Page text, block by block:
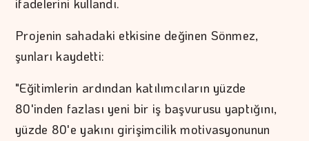
ifadelerini kullandı.
Projenin sahadaki etkisine değinen Sönmez,
şunları kaydetti:
"Eğitimlerin ardından katılımcıların yüzde
80'inden fazlası yeni bir iş başvurusu yaptığını,
yüzde 80'e yakını girişimcilik motivasyonunun